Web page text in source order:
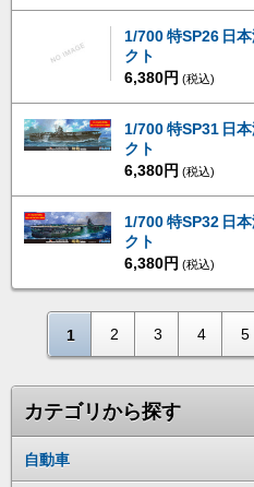
1/700 特SP26 日
クト
6,380円 (税込)
1/700 特SP31 日
クト
6,380円 (税込)
1/700 特SP32 日
クト
6,380円 (税込)
1 2 3 4 5
カテゴリから探す
自動車